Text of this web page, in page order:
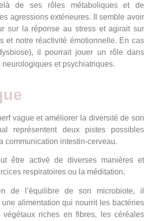
de ses rôles métaboliques et de
agressions extérieures. Il semble avoir
sur la réponse au stress et agirait sur
et notre réactivité émotionnelle. En cas
il pourrait jouer un rôle dans
et psychiatriques.
vague et améliorer la diversité de son
représentent deux pistes possibles
communication intestin-cerveau.
être activé de diverses manières et
respiratoires ou la méditation.
de l’équilibre de son microbiote, il
une alimentation qui nourrit les bactéries
riches en fibres, les céréales